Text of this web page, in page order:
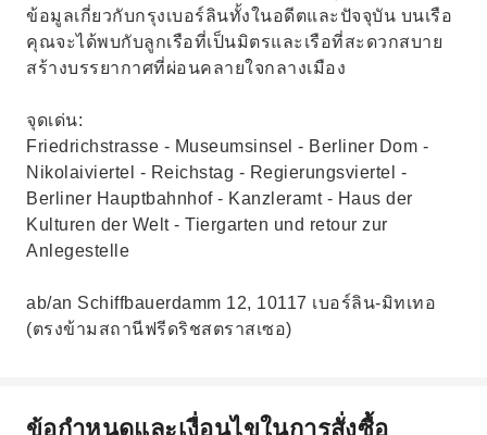
ข้อมูลเกี่ยวกับกรุงเบอร์ลินทั้งในอดีตและปัจจุบัน บนเรือ
คุณจะได้พบกับลูกเรือที่เป็นมิตรและเรือที่สะดวกสบาย
สร้างบรรยากาศที่ผ่อนคลายใจกลางเมือง
จุดเด่น:
Friedrichstrasse - Museumsinsel - Berliner Dom -
Nikolaiviertel - Reichstag - Regierungsviertel -
Berliner Hauptbahnhof - Kanzleramt - Haus der
Kulturen der Welt - Tiergarten und retour zur
Anlegestelle
ab/an Schiffbauerdamm 12, 10117 เบอร์ลิน-มิทเทอ
(ตรงข้ามสถานีฟรีดริชสตราสเซอ)
ข้อกำหนดและเงื่อนไขในการสั่งซื้อ